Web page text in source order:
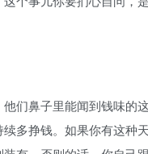
们鼻子里能闻到钱味的
多挣钱。如果你有这种